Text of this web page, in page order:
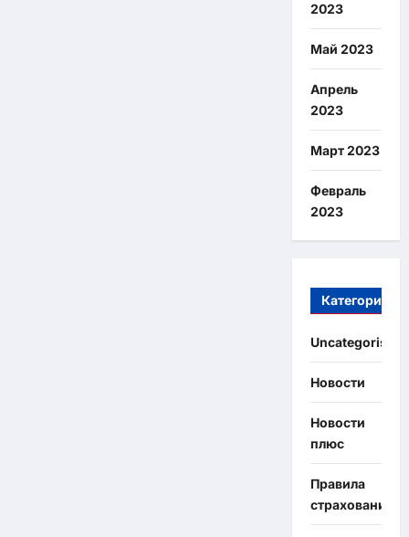
2023
Май 2023
Апрель
2023
Март 2023
Февраль
2023
Категории
Uncategorised
Новости
Новости
плюс
Правила
страхования